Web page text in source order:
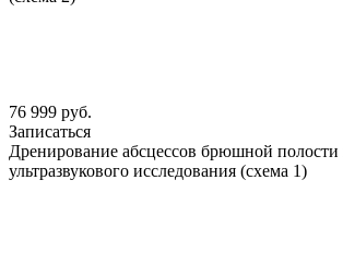
76 999 руб.
Записаться
Дренирование абсцессов брюшной полости
ультразвукового исследования (схема 1)